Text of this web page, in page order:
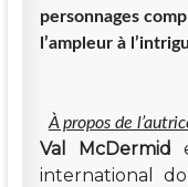
personnages
l’ampleur à
À propos de
Val McDermid
international